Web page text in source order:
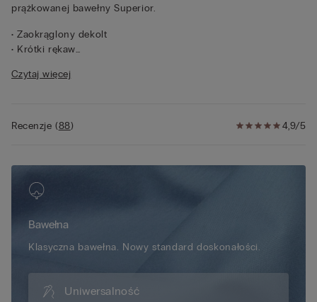
prążkowanej bawełny Superior.
• Zaokrąglony dekolt
• Krótki rękaw
• 100% bawełny
Czytaj więcej
4,9/5
Recenzje(88)
Bawełna
Klasyczna bawełna. Nowy standard doskonałości.
Uniwersalność